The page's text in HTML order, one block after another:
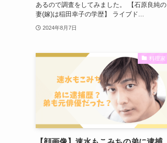
あるので調査をしてみました。 【石原良純の
妻(嫁)は稲田幸子の学歴】 ライブド...
2024年8月7日
料理家